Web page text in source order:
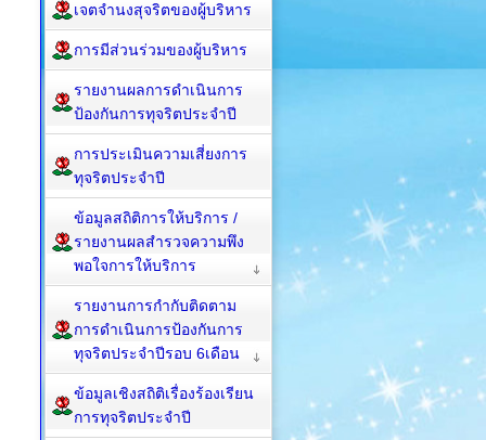
เจตจำนงสุจริตของผู้บริหาร
การมีส่วนร่วมของผู้บริหาร
รายงานผลการดำเนินการ
ป้องกันการทุจริตประจำปี
การประเมินความเสี่ยงการ
ทุจริตประจำปี
ข้อมูลสถิติการให้บริการ /
รายงานผลสำรวจความพึง
พอใจการให้บริการ
รายงานการกำกับติดตาม
การดำเนินการป้องกันการ
ทุจริตประจำปีรอบ 6เดือน
ข้อมูลเชิงสถิติเรื่องร้องเรียน
การทุจริตประจำปี